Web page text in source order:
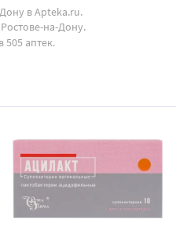
в Apteka.ru.
на-Дону.
505 аптек.